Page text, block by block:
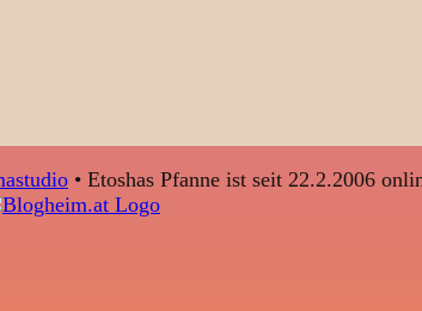
• Etoshas Pfanne ist seit 22.2.2006